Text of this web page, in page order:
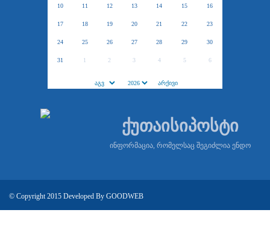
10 11 12 13 14 15 16
17 18 19 20 21 22 23
24 25 26 27 28 29 30
31 1 2 3 4 5 6
ქუთაისიპოსტი
ინფორმაცია, რომელსაც შეგიძლია ენდო
© Copyright 2015 Developed By GOODWEB